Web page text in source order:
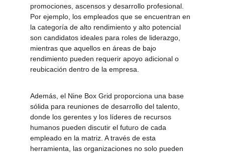
promociones, ascensos y desarrollo profesional.
Por ejemplo, los empleados que se encuentran en
la categoría de alto rendimiento y alto potencial
son candidatos ideales para roles de liderazgo,
mientras que aquellos en áreas de bajo
rendimiento pueden requerir apoyo adicional o
reubicación dentro de la empresa.
Además, el Nine Box Grid proporciona una base
sólida para reuniones de desarrollo del talento,
donde los gerentes y los líderes de recursos
humanos pueden discutir el futuro de cada
empleado en la matriz. A través de esta
herramienta, las organizaciones no solo pueden